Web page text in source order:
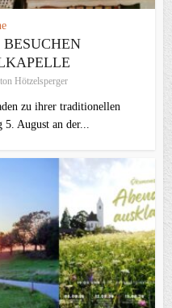
Hötzelsperger
zu ihrer traditionellen
August an der...